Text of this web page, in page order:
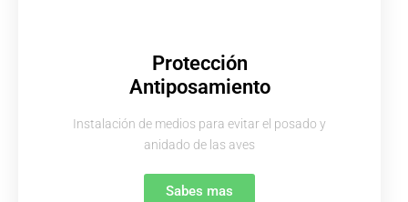
Protección
Antiposamiento
Instalación de medios para evitar el posado y
anidado de las aves
Sabes mas